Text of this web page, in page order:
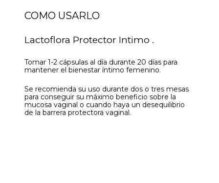
COMO USARLO
Lactoflora Protector Intimo .
Tomar 1-2 cápsulas al día durante 20 días para
mantener el bienestar íntimo femenino.
Se recomienda su uso durante dos o tres mesas
para conseguir su máximo beneficio sobre la
mucosa vaginal o cuando haya un desequilibrio
de la barrera protectora vaginal.